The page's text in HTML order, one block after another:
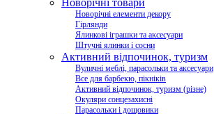
Новорічні товари
Новорічні елементи декору
Гірлянди
Ялинкові іграшки та аксесуари
Штучні ялинки і сосни
Активний відпочинок, туризм
Вуличні меблі, парасольки та аксесуари
Все для барбекю, пікніків
Активний відпочинок, туризм (різне)
Окуляри сонцезахисні
Парасольки і дощовики